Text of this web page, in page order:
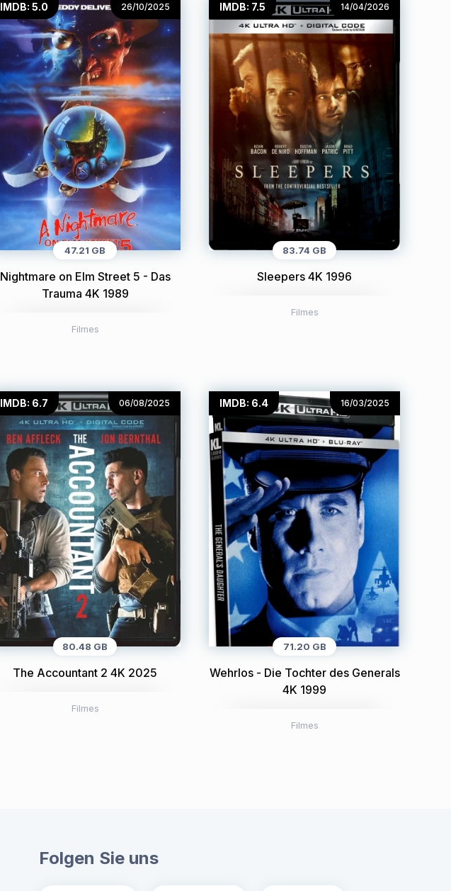
IMDB: 5.0 26/10/2025
47.21 GB
Nightmare on Elm Street 5 - Das
Trauma 4K 1989
Filmes
IMDB: 7.5 14/04/2026
83.74 GB
Sleepers 4K 1996
Filmes
IMDB: 6.7 06/08/2025
80.48 GB
The Accountant 2 4K 2025
Filmes
IMDB: 6.4 16/03/2025
71.20 GB
Wehrlos - Die Tochter des Generals
4K 1999
Filmes
Folgen Sie uns